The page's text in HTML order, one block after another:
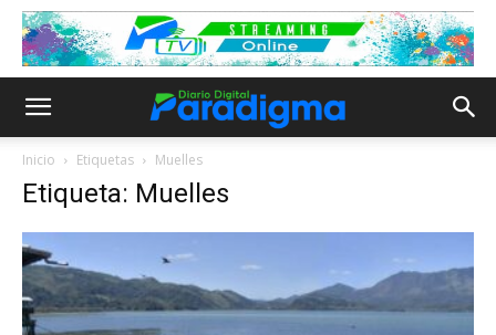
Inicio Etiquetas Muelles
Etiqueta: Muelles